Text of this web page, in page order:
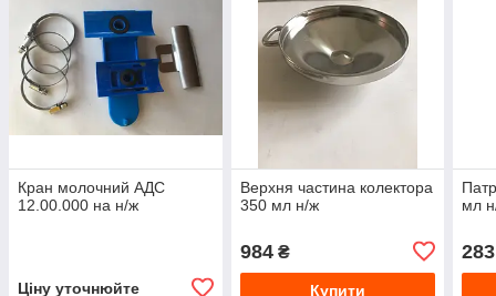
Кран молочний АДС
12.00.000 на н/ж
Ціну уточнюйте
Верхня частина колектора
350 мл н/ж
984₴
Купити
мл
283